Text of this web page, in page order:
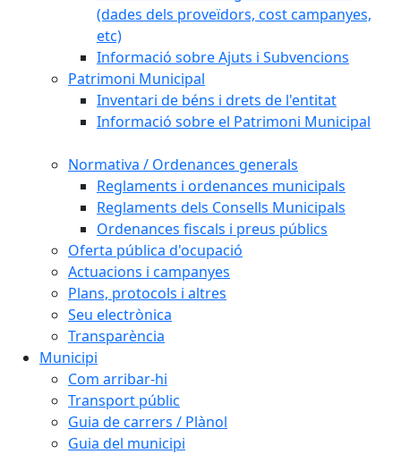
(dades dels proveïdors, cost campanyes,
etc)
Informació sobre Ajuts i Subvencions
Patrimoni Municipal
Inventari de béns i drets de l'entitat
Informació sobre el Patrimoni Municipal
Normativa / Ordenances generals
Reglaments i ordenances municipals
Reglaments dels Consells Municipals
Ordenances fiscals i preus públics
Oferta pública d'ocupació
Actuacions i campanyes
Plans, protocols i altres
Seu electrònica
Transparència
Municipi
Com arribar-hi
Transport públic
Guia de carrers / Plànol
Guia del municipi